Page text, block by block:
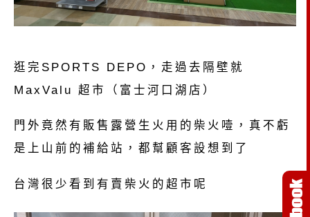
逛完SPORTS DEPO，走過去隔壁就
MaxValu 超市（富士河口湖店）
門外竟然有販售露營生火用的柴火噎，真不虧
是上山前的補給站，都幫顧客設想到了
台灣很少看到有賣柴火的超市呢